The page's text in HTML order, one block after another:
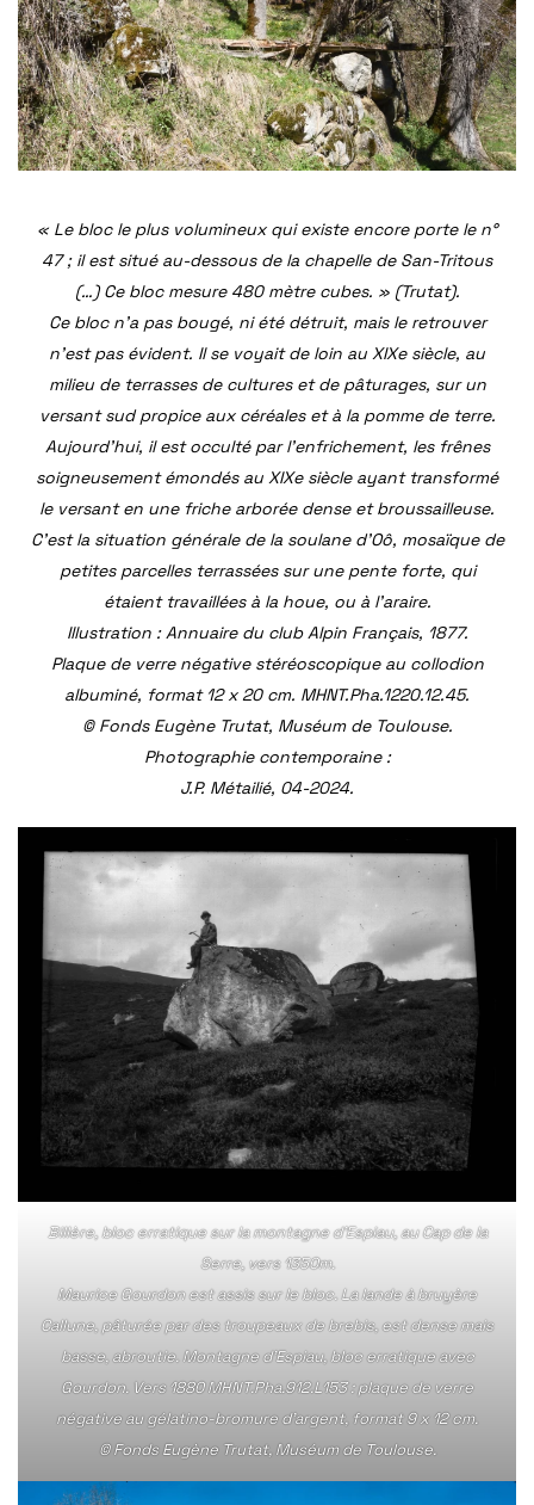
« Le bloc le plus volumineux qui existe encore porte le n°
47 ; il est situé au-dessous de la chapelle de San-Tritous
(…) Ce bloc mesure 480 mètre cubes. » (Trutat).
Ce bloc n’a pas bougé, ni été détruit, mais le retrouver
n’est pas évident. Il se voyait de loin au XIXe siècle, au
milieu de terrasses de cultures et de pâturages, sur un
versant sud propice aux céréales et à la pomme de terre.
Aujourd’hui, il est occulté par l’enfrichement, les frênes
soigneusement émondés au XIXe siècle ayant transformé
le versant en une friche arborée dense et broussailleuse.
C’est la situation générale de la soulane d’Oô, mosaïque de
petites parcelles terrassées sur une pente forte, qui
étaient travaillées à la houe, ou à l’araire.
Illustration : Annuaire du club Alpin Français, 1877.
Plaque de verre négative stéréoscopique au collodion
albuminé, format 12 x 20 cm. MHNT.Pha.1220.12.45.
© Fonds Eugène Trutat, Muséum de Toulouse.
Photographie contemporaine :
J.P. Métailié, 04-2024.
Billère, bloc erratique sur la montagne d’Espiau, au Cap de la
Serre, vers 1350m.
Maurice Gourdon est assis sur le bloc. La lande à bruyère
Callune, pâturée par des troupeaux de brebis, est dense mais
basse, abroutie. Montagne d’Espiau, bloc erratique avec
Gourdon. Vers 1880 MHNT.Pha.912.L153 : plaque de verre
négative au gélatino-bromure d’argent, format 9 x 12 cm.
© Fonds Eugène Trutat, Muséum de Toulouse.